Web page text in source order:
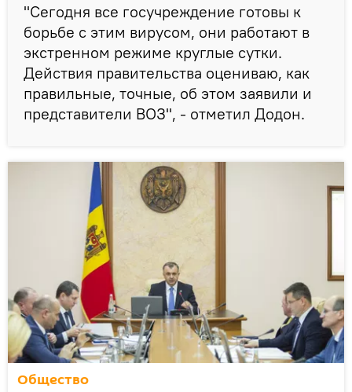
"Сегодня все госучреждение готовы к
борьбе с этим вирусом, они работают в
экстренном режиме круглые сутки.
Действия правительства оцениваю, как
правильные, точные, об этом заявили и
представители ВОЗ", - отметил Додон.
Общество